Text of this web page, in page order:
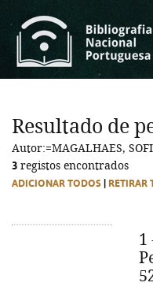
Resultado de
Autor:=MAGALHAES,
3 registos encontrados
ADICIONAR TODOS RETIRAR
1